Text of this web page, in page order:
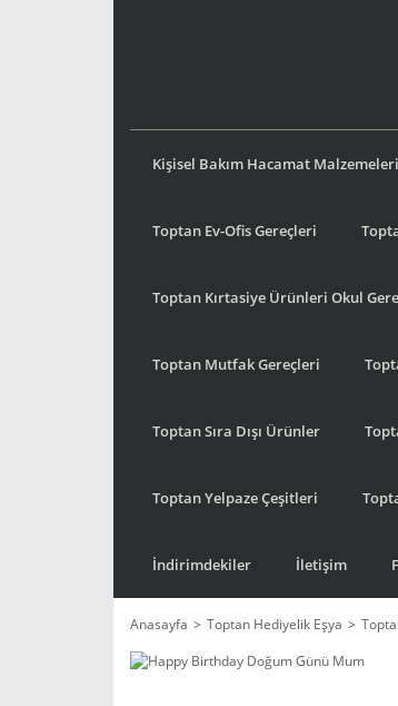
Kişisel Bakım Hacamat Malzemeleri
Toptan Ev-Ofis Gereçleri
Toptan Kırtasiye Ürünleri Okul
Toptan Mutfak Gereçleri
Toptan Sıra Dışı Ürünler
Toptan Yelpaze Çeşitleri
İndirimdekiler İletişim
Anasayfa Toptan Hediyelik Eşya